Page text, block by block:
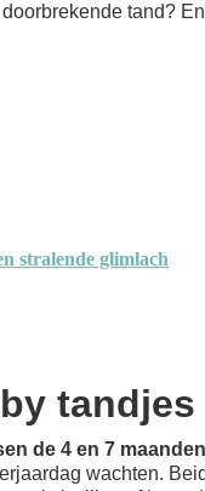
doorbrekende tand?
stralende glimlach
tandjes
de 4 en 7 maanden
wachten.